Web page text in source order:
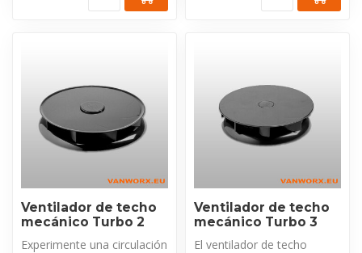
Ventilador de techo
mecánico Turbo 2
Experimente una circulación
Ventilador de techo
mecánico Turbo 3
El ventilador de techo